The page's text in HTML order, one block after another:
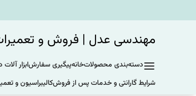
مهندسی عدل | فروش و
دسته‌بندی محصولاتخانهپیگیری سفارشابزار
شرایط گارانتی و خدمات پس از فروشکالیبراسیون و